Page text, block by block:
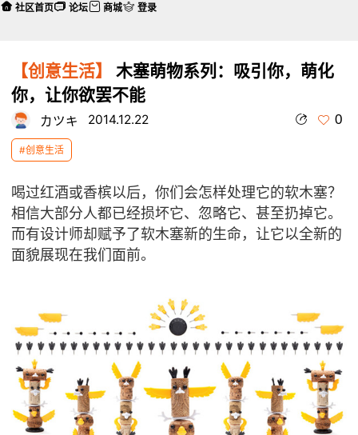
【创意生活】
木塞萌物系列：吸引你，萌化
你，让你欲罢不能
カツキ 2014.12.22 0
#创意生活
喝过红酒或香槟以后，你们会怎样处理它的软木塞？
相信大部分人都已经损坏它、忽略它、甚至扔掉它。
而有设计师却赋予了软木塞新的生命，让它以全新的
面貌展现在我们面前。
社区首页 论坛 商城 登录